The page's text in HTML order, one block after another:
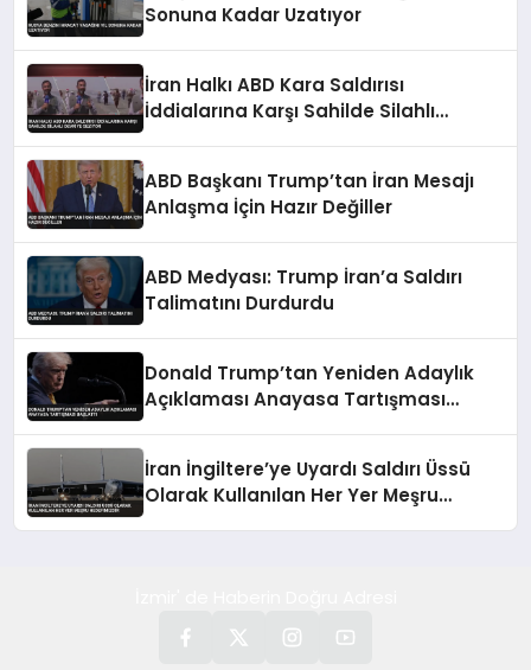
Sonuna Kadar Uzatıyor
İran Halkı ABD Kara Saldırısı
İddialarına Karşı Sahilde Silahlı
ABD Başkanı Trump’tan İran Mesajı
Anlaşma İçin Hazır Değiller
ABD Medyası: Trump İran’a Saldırı
Talimatını Durdurdu
Donald Trump’tan Yeniden Adaylık
Açıklaması Anayasa Tartışması
İran İngiltere’ye Uyardı Saldırı Üssü
Olarak Kullanılan Her Yer Meşru